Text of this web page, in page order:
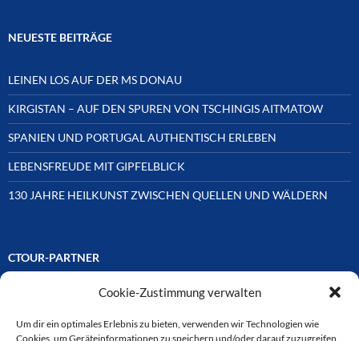
Cookie-Zustimmung verwalten
Um dir ein optimales Erlebnis zu bieten, verwenden wir Technologien wie
Cookies, um Geräteinformationen zu speichern und/oder darauf zuzugreifen.
NEUESTE BEITRÄGE
LEINEN LOS AUF DER MS DONAU
KIRGISTAN – AUF DEN SPUREN VON TSCHINGIS AITMATOW
SPANIEN UND PORTUGAL AUTHENTISCH ERLEBEN
LEBENSFREUDE MIT GIPFELBLICK
130 JAHRE HEILKUNST ZWISCHEN QUELLEN UND WÄLDERN
CTOUR-PARTNER
Unsere Reisejournalisten-Vereinigung ist über Mitglieder und
ausgewählten Partnern der Medien- und Tourismusbranche
verbunden. Hier eine